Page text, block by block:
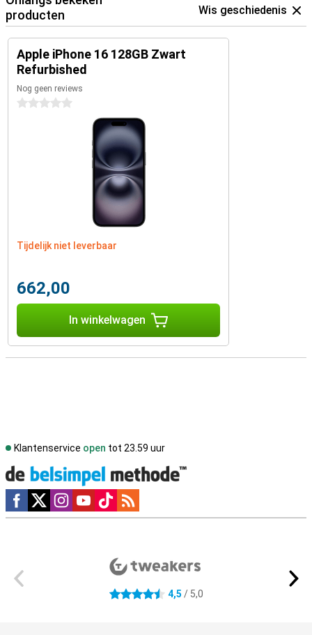
producten
Wis geschiedenis
Apple iPhone 16 128GB Zwart
Refurbished
Nog geen reviews
0 sterren
Tijdelijk niet leverbaar
662,00
In winkelwagen
Klantenservice open tot 23.59 uur
Social media
4.5 sterren 4,5 / 5,0